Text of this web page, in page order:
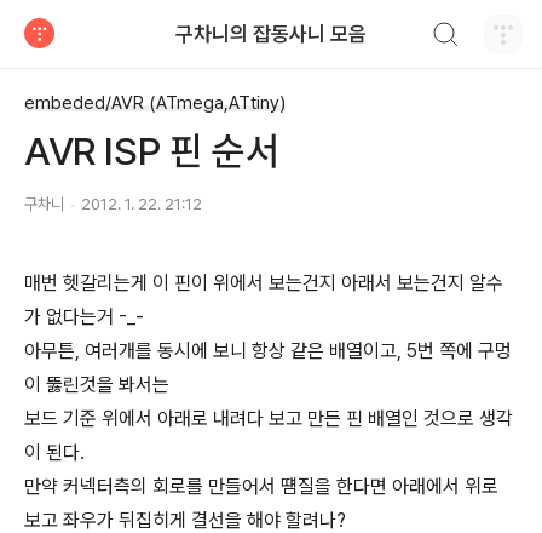
구차니의 잡동사니 모음
embeded/AVR (ATmega,ATtiny)
AVR ISP 핀 순서
구차니 2012. 1. 22. 21:12
매번 헷갈리는게 이 핀이 위에서 보는건지 아래서 보는건지 알수
가 없다는거 -_-
아무튼, 여러개를 동시에 보니 항상 같은 배열이고, 5번 쪽에 구멍
이 뚫린것을 봐서는
보드 기준 위에서 아래로 내려다 보고 만든 핀 배열인 것으로 생각
이 된다.
만약 커넥터측의 회로를 만들어서 떔질을 한다면 아래에서 위로
보고 좌우가 뒤집히게 결선을 해야 할려나?